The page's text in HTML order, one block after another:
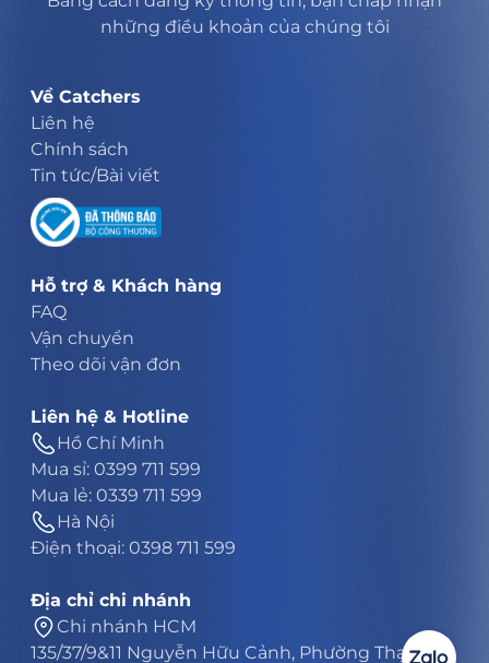
những điều khoản của chúng tôi
Về Catchers
Liên hệ
Chính sách
Tin tức/Bài viết
Hỗ trợ & Khách hàng
FAQ
Vận chuyển
Theo dõi vận đơn
Liên hệ & Hotline
Hồ Chí Minh
Mua sỉ: 0399 711 599
Mua lẻ: 0339 711 599
Hà Nội
Điện thoại: 0398 711 599
Địa chỉ chi nhánh
Chi nhánh HCM
135/37/9&11 Nguyễn Hữu Cảnh, Phường Thạnh